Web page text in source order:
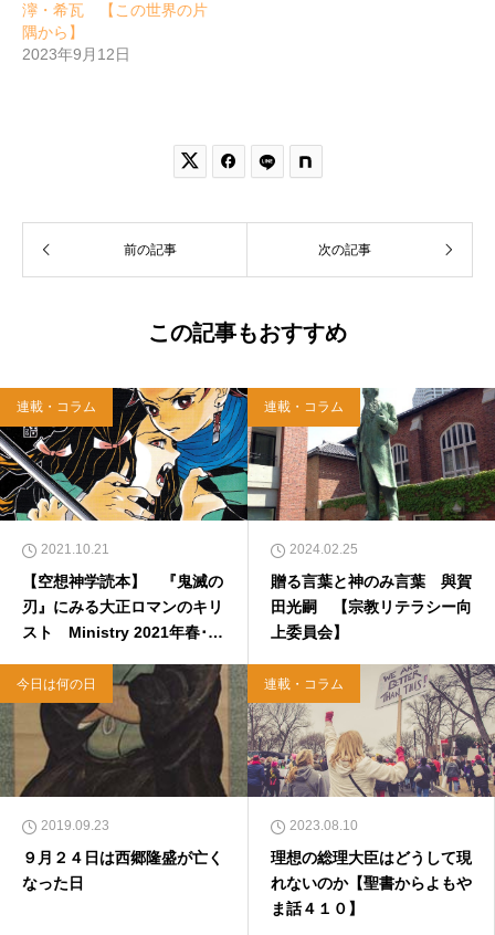
濘・希瓦 【この世界の片
隅から】
2023年9月12日
 
前の記事 次の記事
この記事もおすすめ
連載・コラム
2021.10.21
【空想神学読本】 『鬼滅の
刃』にみる大正ロマンのキリ
スト Ministry 2021年春･第
連載・コラム
2024.02.25
贈る言葉と神のみ言葉 與賀
田光嗣 【宗教リテラシー向
上委員会】
今日は何の日
2019.09.23
９月２４日は西郷隆盛が亡く
なった日
連載・コラム
2023.08.10
理想の総理大臣はどうして現
れないのか【聖書からよもや
ま話４１０】